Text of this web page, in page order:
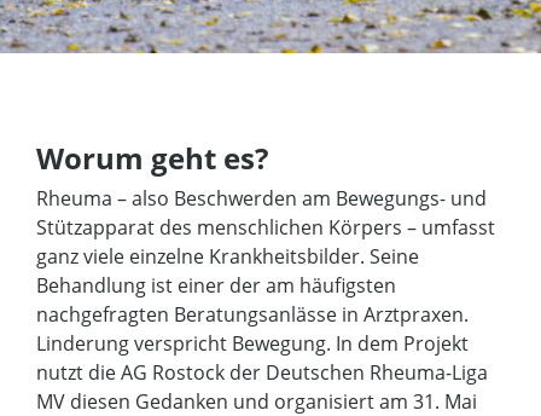
Worum geht es?
Rheuma – also Beschwerden am Bewegungs- und
Stützapparat des menschlichen Körpers – umfasst
ganz viele einzelne Krankheitsbilder. Seine
Behandlung ist einer der am häufigsten
nachgefragten Beratungsanlässe in Arztpraxen.
Linderung verspricht Bewegung. In dem Projekt
nutzt die AG Rostock der Deutschen Rheuma-Liga
MV diesen Gedanken und organisiert am 31. Mai